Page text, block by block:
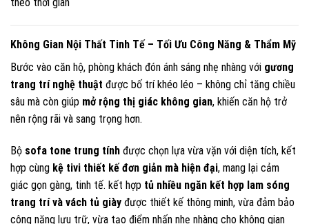
Không Gian Nội Thất Tinh Tế – Tối Ưu Công Năng & Thẩm Mỹ
Bước vào căn hộ, phòng khách đón ánh sáng nhẹ nhàng với gương
trang trí nghệ thuật được bố trí khéo léo – không chỉ tăng chiều
sâu mà còn giúp mở rộng thị giác không gian, khiến căn hộ trở
nên rộng rãi và sang trọng hơn.
Bộ sofa tone trung tính được chọn lựa vừa vặn với diện tích, kết
hợp cùng kệ tivi thiết kế đơn giản mà hiện đại, mang lại cảm
giác gọn gàng, tinh tế. kết hợp tủ nhiều ngăn kết hợp lam sóng
trang trí và vách tủ giày được thiết kế thông minh, vừa đảm bảo
công năng lưu trữ, vừa tạo điểm nhấn nhẹ nhàng cho không gian